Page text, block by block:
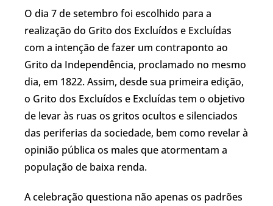
O dia 7 de setembro foi escolhido para a
realização do Grito dos Excluídos e Excluídas
com a intenção de fazer um contraponto ao
Grito da Independência, proclamado no mesmo
dia, em 1822. Assim, desde sua primeira edição,
o Grito dos Excluídos e Excluídas tem o objetivo
de levar às ruas os gritos ocultos e silenciados
das periferias da sociedade, bem como revelar à
opinião pública os males que atormentam a
população de baixa renda.
A celebração questiona não apenas os padrões